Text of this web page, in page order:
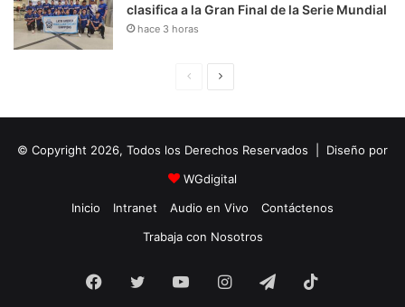
clasifica a la Gran Final de la Serie Mundial
hace 3 horas
i
n
a
u
i
e
e
© Copyright 2026, Todos los Derechos Reservados | Diseño por
WGdigital
Inicio
Intranet Audio en Vivo
Contáctenos
Trabaja con Nosotros
Facebook
Twitter YouTubeInstagramTelegram